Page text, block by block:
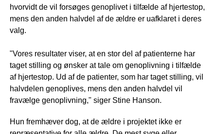
hvorvidt de vil forsøges genoplivet i tilfælde af hjertestop,
mens den anden halvdel af de ældre er uafklaret i deres
valg.
"Vores resultater viser, at en stor del af patienterne har
taget stilling og ønsker at tale om genoplivning i tilfælde
af hjertestop. Ud af de patienter, som har taget stilling, vil
halvdelen genoplives, mens den anden halvdel vil
fravælge genoplivning," siger Stine Hanson.
Hun fremhæver dog, at de ældre i projektet ikke er